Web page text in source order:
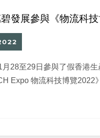
發展參與《物流科
28至29日參與了假香港
Expo 物流科技博覽2022